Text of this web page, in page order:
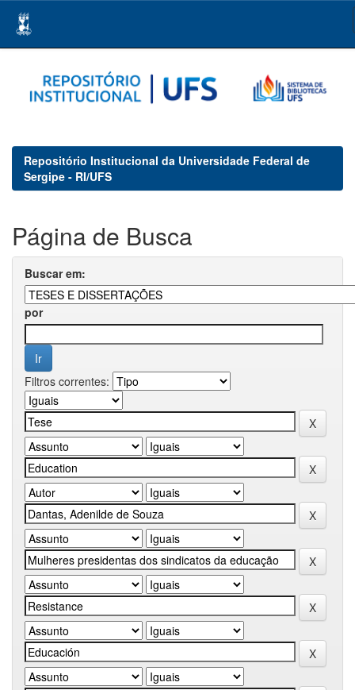
navigation
Repositório Institucional da Universidade Federal de
Sergipe - RI/UFS
Página de Busca
Buscar em:
por
Filtros correntes: